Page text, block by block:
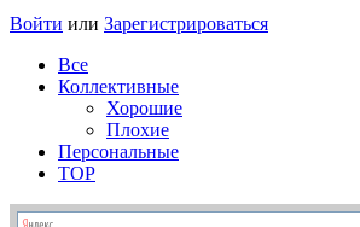
Войти или Зарегистрироваться
Все
Коллективные
Хорошие
Плохие
Персональные
TOP